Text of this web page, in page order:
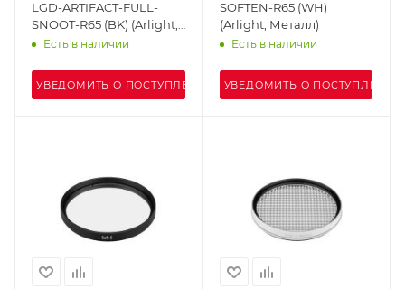
LGD-ARTIFACT-FULL-
SNOOT-R65 (BK) (Arlight,
Металл)
Есть в наличии
УВЕДОМИТЬ О ПОСТУПЛЕНИИ
SOFTEN-R65 (WH)
(Arlight, Металл)
Есть в наличии
УВЕДОМИТЬ О ПОСТУПЛЕНИИ